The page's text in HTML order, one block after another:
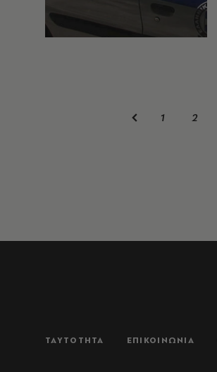
1 2
ΤΑΥΤΟΤΗΤΑ ΕΠΙΚΟΙΝΩΝΙΑ